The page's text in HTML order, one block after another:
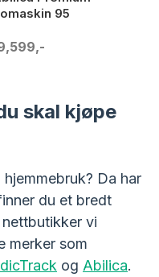
95
skal kjøpe
Da har
du et bredt
vi
merker som
og Abilica.